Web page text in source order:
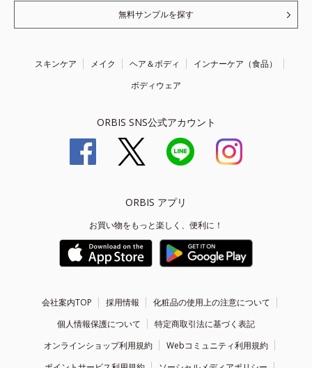
無料サンプルを探す
スキンケア メイク ヘア＆ボディ
インナーケア（食品）
ボディウェア
ORBIS SNS公式アカウント
ORBIS アプリ
お買い物をもっと楽しく、便利に！
会社案内TOP 採用情報
化粧品の使用上の注意について
個人情報保護について
特定商取引法に基づく表記
オンラインショップ利用規約
Webコミュニティ利用規約